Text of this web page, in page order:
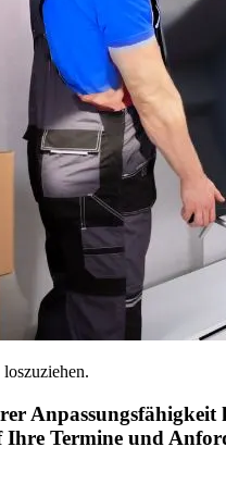
Anpassungsfähigkeit
Ihre Termine und